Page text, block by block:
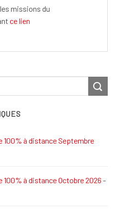
missions du
ce lien
100% à distance Septembre
à distance Octobre 2026 -